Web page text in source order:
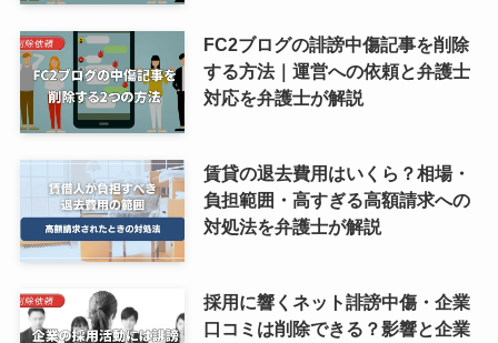
FC2ブログの誹謗中傷記事を削除
する方法｜運営への依頼と弁護士
対応を弁護士が解説
賃貸の退去費用はいくら？相場・
負担範囲・高すぎる高額請求への
対処法を弁護士が解説
採用に響くネット誹謗中傷・企業
口コミは削除できる？影響と企業